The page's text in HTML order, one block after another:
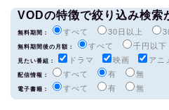
VODの特徴で絞り込み検索
無料期間： すべて 30日以上
無料期間後の月額： すべて 千円以下
見たい番組： ドラマ 映画 アニ
配信情報： すべて 有 無
電子書籍： すべて 有 無